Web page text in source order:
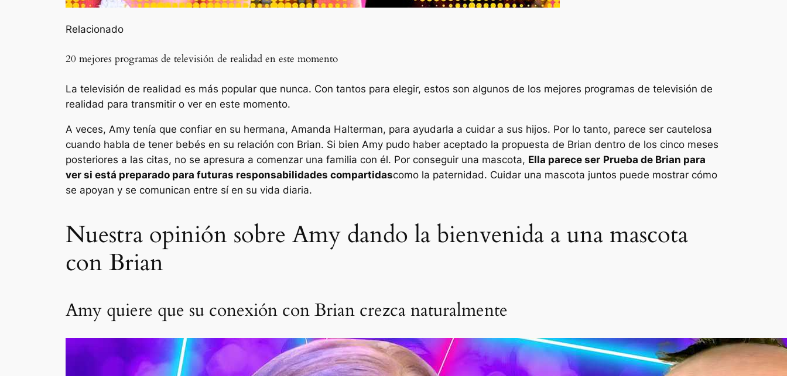
Relacionado
20 mejores programas de televisión de realidad en este momento
La televisión de realidad es más popular que nunca. Con tantos para elegir, estos son algunos de los mejores programas de televisión de
realidad para transmitir o ver en este momento.
A veces, Amy tenía que confiar en su hermana, Amanda Halterman, para ayudarla a cuidar a sus hijos. Por lo tanto, parece ser cautelosa
cuando habla de tener bebés en su relación con Brian. Si bien Amy pudo haber aceptado la propuesta de Brian dentro de los cinco meses
posteriores a las citas, no se apresura a comenzar una familia con él. Por conseguir una mascota, Ella parece ser Prueba de Brian para
ver si está preparado para futuras responsabilidades compartidascomo la paternidad. Cuidar una mascota juntos puede mostrar cómo
se apoyan y se comunican entre sí en su vida diaria.
Nuestra opinión sobre Amy dando la bienvenida a una mascota
con Brian
Amy quiere que su conexión con Brian crezca naturalmente